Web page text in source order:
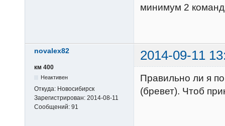
минимум 2
novalex82 2014-09-11
км 400
Неактивен
Откуда: Новосибирск
Зарегистрирован: 2014-08-11
Сообщений: 91
Правильно ли я
(бревет). Чтоб